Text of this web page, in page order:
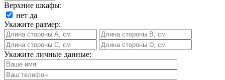
Верхние шкафы:
нет да
Укажите размер:
Укажите личные данные: